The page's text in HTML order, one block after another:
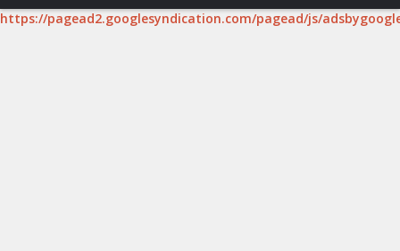
https://pagead2.googlesyndication.com/pagead/js/